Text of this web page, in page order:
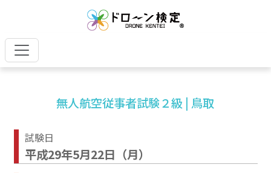
無人航空従事者試験２級 | 鳥取
試験日
平成29年5月22日（月）